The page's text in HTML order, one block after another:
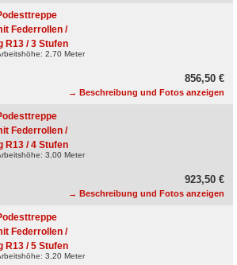
Federrollen /
R13 / 3 Stufen
2,70 Meter
856,50 €
→ Beschreibung und Fotos anzeigen
Federrollen /
R13 / 4 Stufen
3,00 Meter
923,50 €
→ Beschreibung und Fotos anzeigen
Federrollen /
R13 / 5 Stufen
3,20 Meter